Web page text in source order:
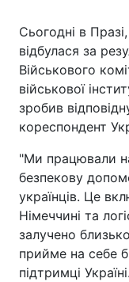
Сьогодні в
відбулася за
Військового
військової
зробив
кореспондент
"Ми працювали
безпекову
українців. Це
Німеччині та
залучено
прийме на себе
підтримці